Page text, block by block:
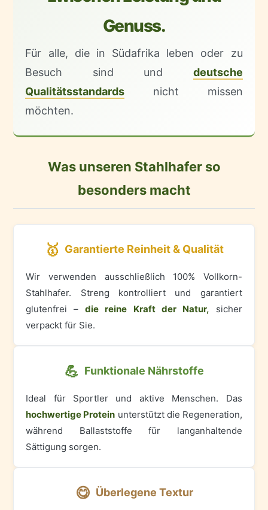
Genuss.
Für alle, die in Südafrika leben oder zu
Besuch sind und deutsche
Qualitätsstandards nicht missen
möchten.
Was unseren Stahlhafer so
besonders macht
🥇 Garantierte Reinheit & Qualität
Wir verwenden ausschließlich 100% Vollkorn-
Stahlhafer. Streng kontrolliert und garantiert
glutenfrei –die reine Kraft der Natur, sicher
verpackt für Sie.
💪 Funktionale Nährstoffe
Ideal für Sportler und aktive Menschen. Das
hochwertige Protein unterstützt die Regeneration,
während Ballaststoffe für langanhaltende
Sättigung sorgen.
😋 Überlegene Textur